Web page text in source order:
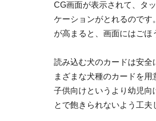
CG画面が表示されて、タ
ケーションがとれるのです
が高まると、画面にはごほ
読み込む犬のカードは安全
まざまな犬種のカードを
子供向けというより幼児向
とで飽きられないよう工夫